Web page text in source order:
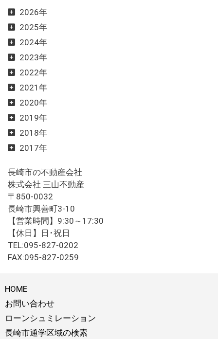
2026年
2025年
2024年
2023年
2022年
2021年
2020年
2019年
2018年
2017年
長崎市の不動産会社
株式会社 三山不動産
〒850-0032
長崎市興善町3-10
【営業時間】9:30～17:30
【休日】日･祝日
TEL:095-827-0202
FAX:095-827-0259
HOME
お問い合わせ
ローンシュミレーション
長崎市通学区域の検索